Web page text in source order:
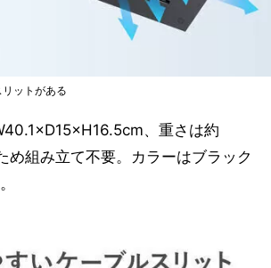
ットがある
、重さは約
め組み立て不要。カラーはブラック